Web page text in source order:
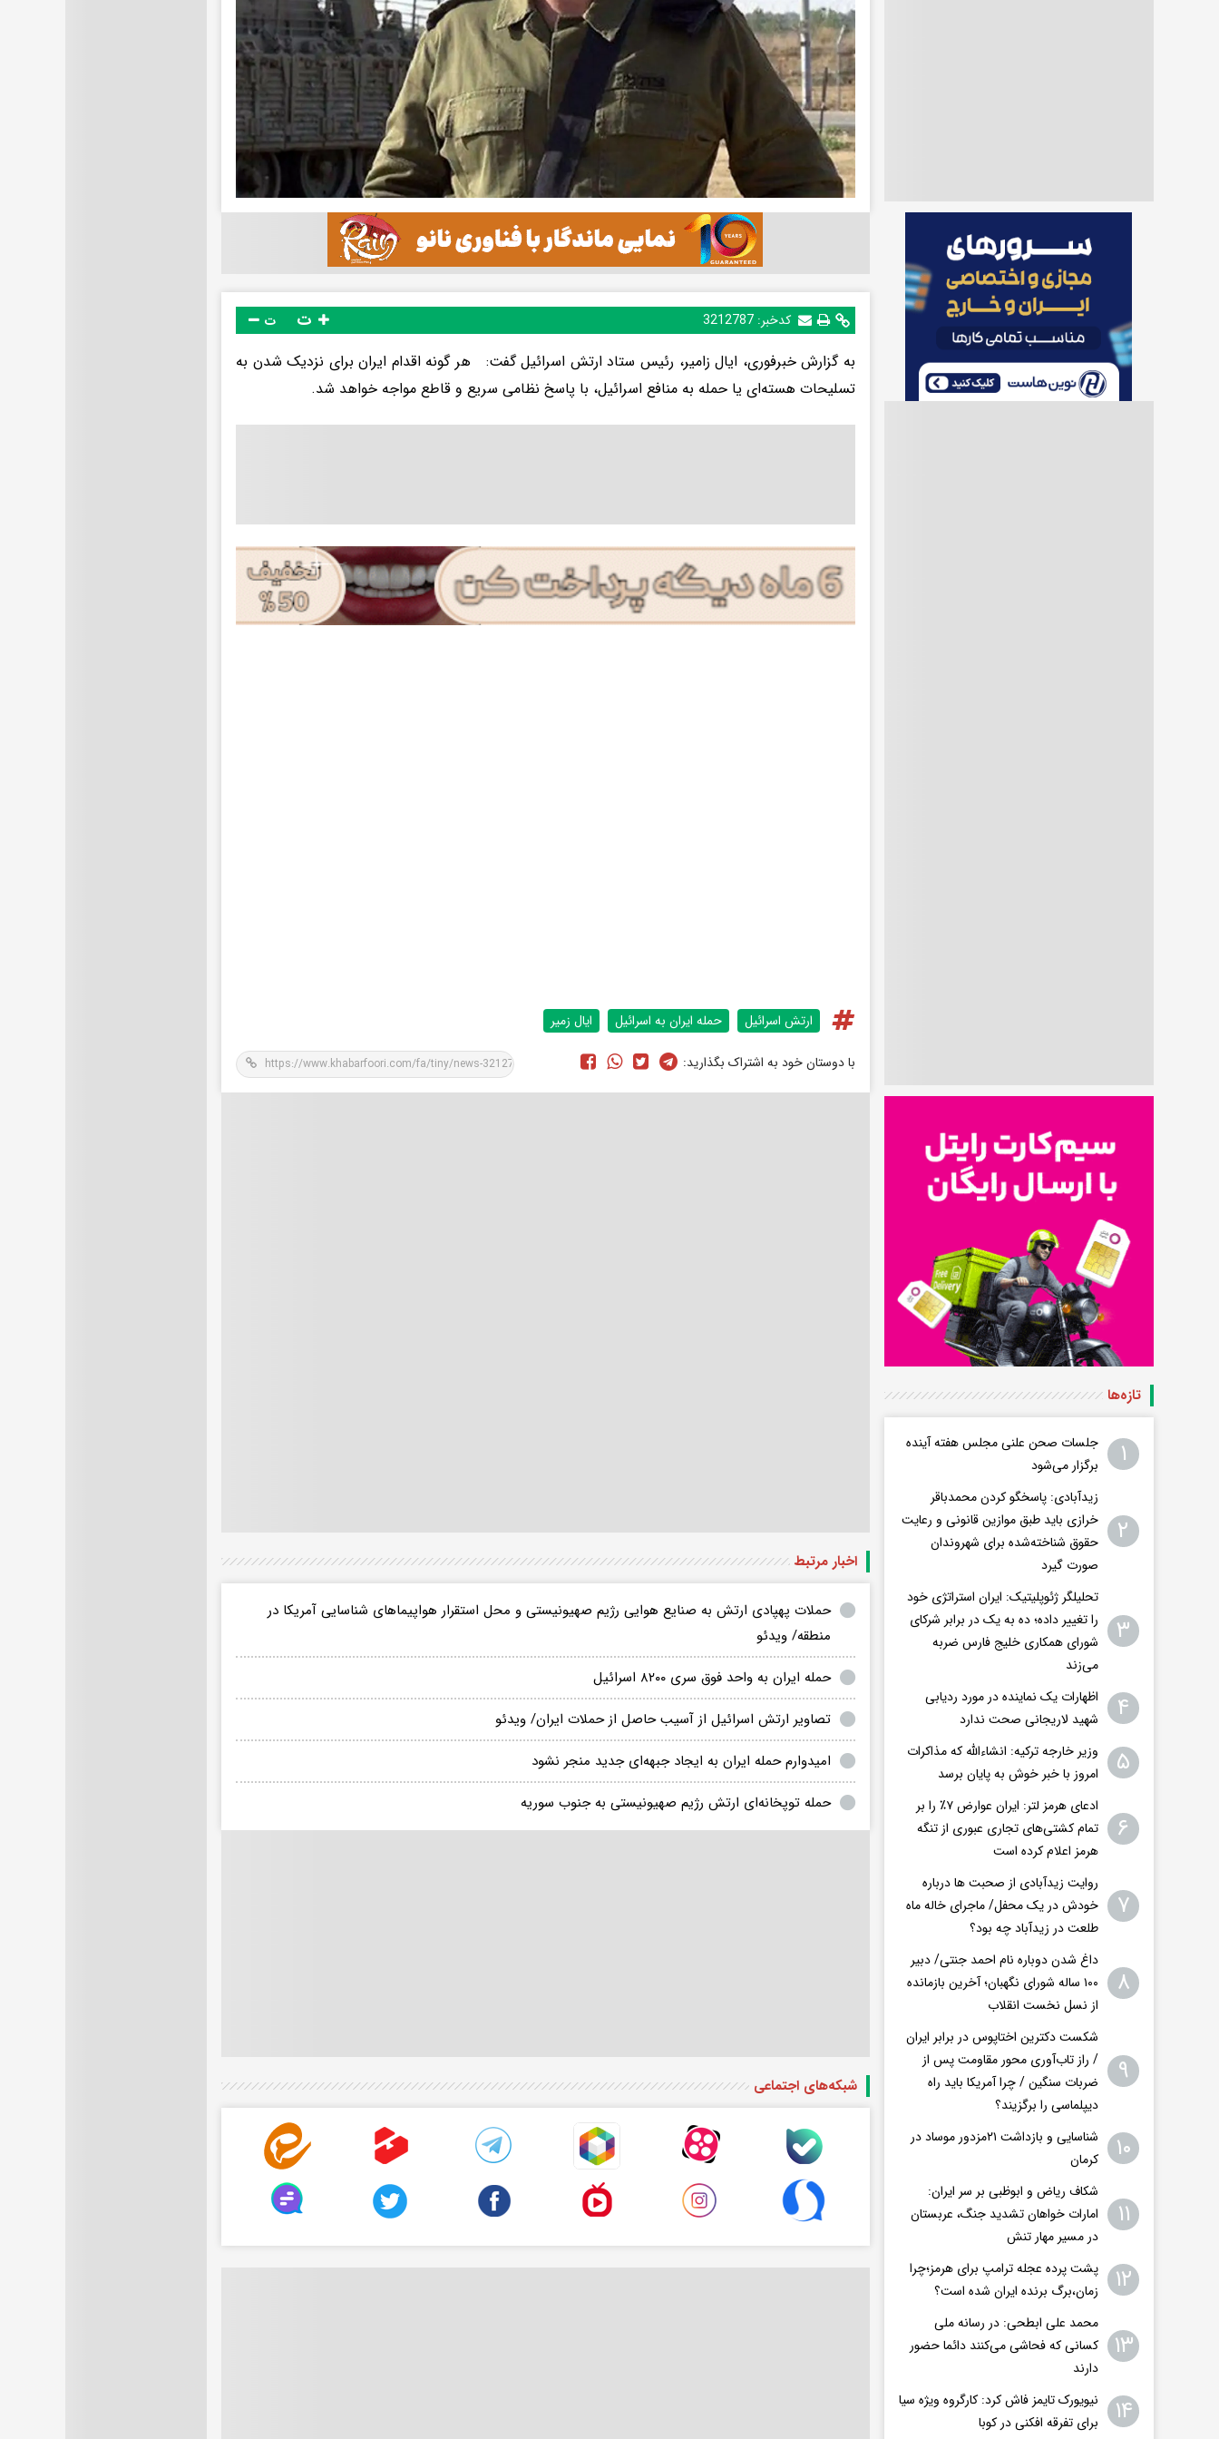
کدخبر:3212787 ت
به گزارش خبرفوری، ایال زامیر، رئیس ستاد ارتش اسرائیل گفت: هر گونه اقدام ایران برای نزدیک شدن به
تسلیحات هسته‌ای یا حمله به منافع اسرائیل، با پاسخ نظامی سریع و قاطع مواجه خواهد شد.
ارتش اسرائیل حمله ایران به اسرائیل ایال زمیر
با دوستان خود به اشتراک بگذارید:
اخبار مرتبط
حملات پهپادی ارتش به صنایع هوایی رژیم صهیونیستی و محل استقرار هواپیماهای شناسایی آمریکا در
منطقه/ ویدئو
حمله ایران به واحد فوق سری ۸۲۰۰ اسرائیل
تصاویر ارتش اسرائیل از آسیب حاصل از حملات ایران/ ویدئو
امیدوارم حمله ایران به ایجاد جبهه‌ای جدید منجر نشود
حمله توپخانه‌ای ارتش رژیم صهیونیستی به جنوب سوریه
شبکه‌های اجتماعی
تازه‌ها
۱
جلسات صحن علنی مجلس هفته آینده
برگزار می‌شود
۲
زیدآبادی: پاسخگو کردن محمدباقر
خرازی باید طبق موازین قانونی و رعایت
حقوق شناخته‌شده برای شهروندان
صورت گیرد
۳
تحلیلگر ژئوپلیتیک: ایران استراتژی خود
را تغییر داده؛ ده به یک در برابر شرکای
شورای همکاری خلیج فارس ضربه
می‌زند
۴
اظهارات یک نماینده در مورد ردیابی
شهید لاریجانی صحت ندارد
۵
وزیر خارجه ترکیه: انشاءالله که مذاکرات
امروز با خبر خوش به پایان برسد
۶
ادعای هرمز لتر: ایران عوارض ۷٪ را بر
تمام کشتی‌های تجاری عبوری از تنگه
هرمز اعلام کرده است
۷
روایت زیدآبادی از صحبت ها درباره
خودش در یک محفل/ ماجرای خاله ماه
طلعت در زیدآباد چه بود؟
۸
داغ شدن دوباره نام احمد جنتی/ دبیر
۱۰۰ ساله شورای نگهبان؛ آخرین بازمانده
از نسل نخست انقلاب
۹
شکست دکترین اختاپوس در برابر ایران
/ راز تاب‌آوری محور مقاومت پس از
ضربات سنگین / چرا آمریکا باید راه
دیپلماسی را برگزیند؟
۱۰
شناسایی و بازداشت ۲۱مزدور موساد در
کرمان
۱۱
شکاف ریاض و ابوظبی بر سر ایران:
امارات خواهان تشدید جنگ، عربستان
در مسیر مهار تنش
۱۲
پشت پرده عجله ترامپ برای هرمز؛چرا
زمان،برگ برنده ایران شده است؟
۱۳
محمد علی ابطحی: در رسانه ملی
کسانی که فحاشی می‌کنند دائما حضور
دارند
۱۴
نیویورک تایمز فاش کرد: کارگروه ویژه سیا
برای تفرقه افکنی در کوبا